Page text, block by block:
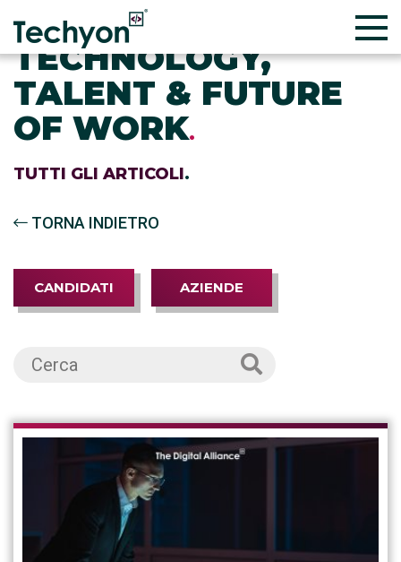
TECHNOLOGY,
TALENT & FUTURE
OF WORK.
TUTTI GLI ARTICOLI.
TORNA INDIETRO
CANDIDATI AZIENDE